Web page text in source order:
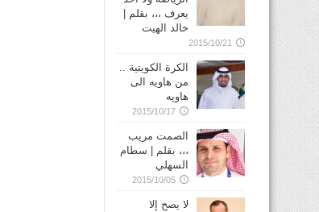
يعرف ،،، بقلم |
خالد الهيت
2015/10/21
الكرة الكويتية ..
من هاويه الى
هاويه
2015/10/17
الصمت مريب
،،، بقلم | سطام
السهلي
2015/10/05
لا يصح إلا